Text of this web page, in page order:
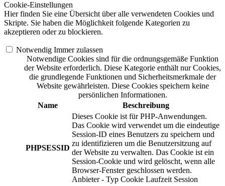
Cookie-Einstellungen
Hier finden Sie eine Übersicht über alle verwendeten Cookies und
Skripte. Sie haben die Möglichkeit folgende Kategorien zu
akzeptieren oder zu blockieren.
Notwendig Immer zulassen
Notwendige Cookies sind für die ordnungsgemäße Funktion
der Website erforderlich. Diese Kategorie enthält nur Cookies,
die grundlegende Funktionen und Sicherheitsmerkmale der
Website gewährleisten. Diese Cookies speichern keine
persönlichen Informationen.
Name
Beschreibung
PHPSESSID
Dieses Cookie ist für PHP-Anwendungen.
Das Cookie wird verwendet um die eindeutige
Session-ID eines Benutzers zu speichern und
zu identifizieren um die Benutzersitzung auf
der Website zu verwalten. Das Cookie ist ein
Session-Cookie und wird gelöscht, wenn alle
Browser-Fenster geschlossen werden.
Anbieter - Typ Cookie Laufzeit Session